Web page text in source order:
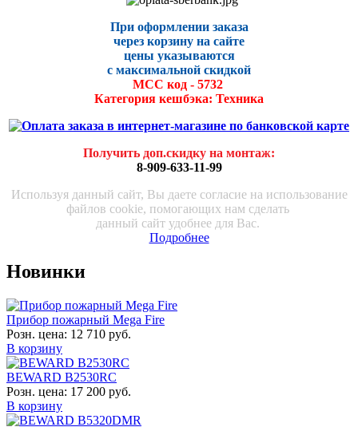
При оформлении заказа
через корзину на сайте
цены указываются
с максимальной скидкой
МСС код - 5732
Категория кешбэка: Техника
Получить доп.скидку на монтаж:
8-909-633-11-99
Используя данный сайт, Вы даете согласие на использование
файлов cookie, помогающих нам сделать
данный сайт удобнее для Вас.
Подробнее
Новинки
Прибор пожарный Mega Fire
Розн. цена: 12 710 руб.
В корзину
BEWARD B2530RC
Розн. цена: 17 200 руб.
В корзину